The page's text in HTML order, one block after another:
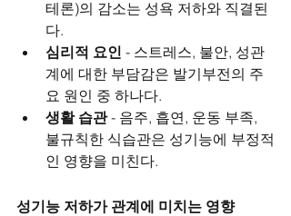
테론)의 감소는 성욕 저하와 직결된
다.
심리적 요인 - 스트레스, 불안, 성관
계에 대한 부담감은 발기부전의 주
요 원인 중 하나다.
생활 습관 - 음주, 흡연, 운동 부족,
불규칙한 식습관은 성기능에 부정적
인 영향을 미친다.
성기능 저하가 관계에 미치는 영향